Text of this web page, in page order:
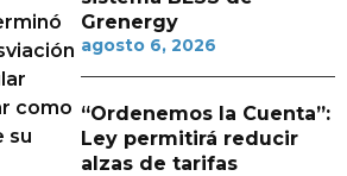
como
su
Grenergy
agosto 6, 2026
“Ordenemos la Cuenta”:
Ley permitirá reducir
alzas de tarifas